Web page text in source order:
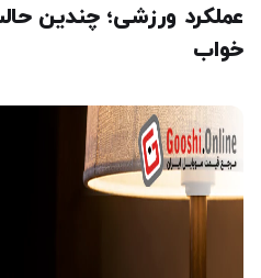
عملکرد ورزشی؛ چندین
خواب